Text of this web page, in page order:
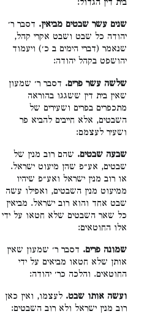
בית דין הגדול:
שנים עשר שבטים מביאין. דסבר ר׳
יהודה כל שבט ושבט אקרי קהל,
שנאמר (דברי הימים ב כ׳) ויעמוד
יהושפט בקהל יהודה:
שלשה עשר פרים. דסבר ר׳ שמעון
שאין בית דין ששגגו בהוראה
מתכפרים בפרים ושעירים של
השבטים, אלא חייבים להביא פר
ושעיר לעצמם:
שבעה שבטים. שהם רוב מנין של
שבטים, אע״פ שהן מיעוט ישראל.
או רוב מנין ישראל ואע״פ שיהיו
ממיעוט מנין השבטים, ואפילו עשה
שבט אחד והוא רוב ישראל. מביאין
כל שאר השבטים שלא חטאו על ידי
אלו החוטאים:
שמונה פרים. דסבר ר׳ שמעון שאין
אותן שלא חטאו מביאים על ידי
החוטאים. והלכה כר׳ יהודה:
ועשה אותו שבט. לעצמו, ואין כאן
רוב מנין ישראל ולא רוב השבטים: